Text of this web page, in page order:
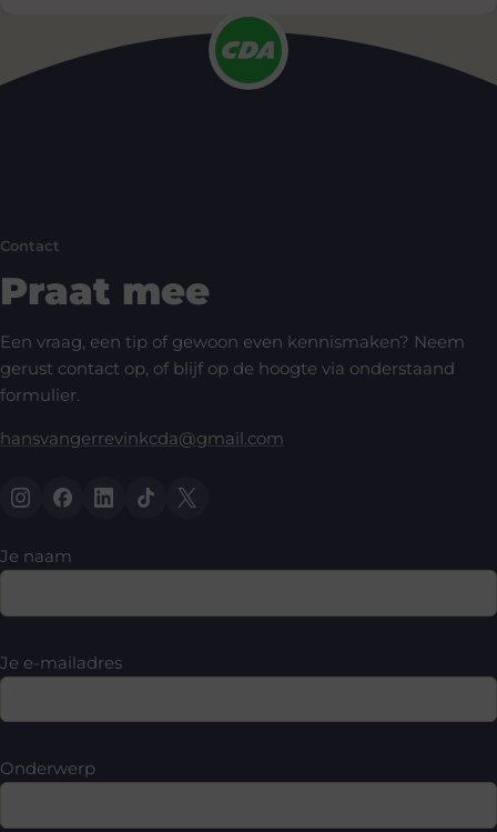
Contact
Praat mee
Een vraag, een tip of gewoon even kennismaken? Neem
gerust contact op, of blijf op de hoogte via onderstaand
formulier.
hansvangerrevinkcda@gmail.com
Je naam
Je e-mailadres
Onderwerp